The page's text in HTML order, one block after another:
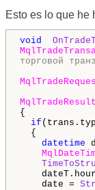
Esto es lo que he
void
торговой
MqlTradeResult
{
if
{
datetime
dateT.hour
date =